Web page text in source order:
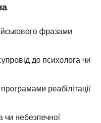
фразами
до психолога чи
реабілітації
чи небезпечної